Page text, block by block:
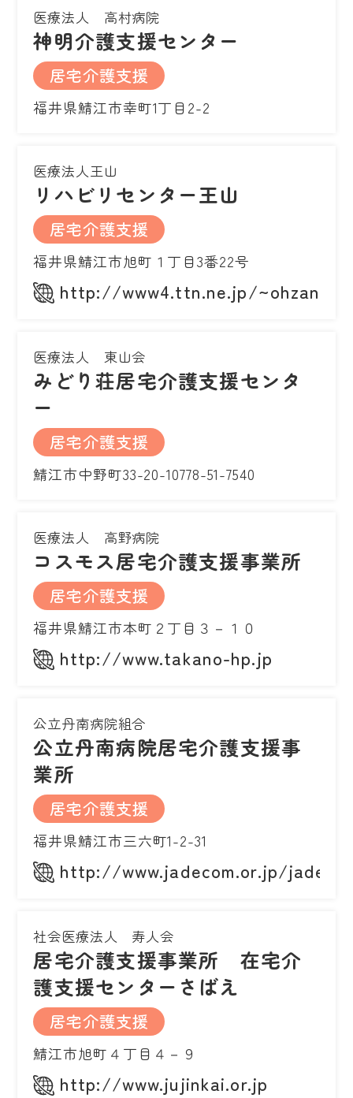
医療法人 高村病院
神明介護支援センター
居宅介護支援
福井県鯖江市幸町1丁目2-2
医療法人王山
リハビリセンター王山
居宅介護支援
福井県鯖江市旭町１丁目3番22号
http://www4.ttn.ne.jp/~ohzan/
医療法人 東山会
みどり荘居宅介護支援センタ
ー
居宅介護支援
鯖江市中野町33-20-10778-51-7540
医療法人 高野病院
コスモス居宅介護支援事業所
居宅介護支援
福井県鯖江市本町２丁目３－１０
http://www.takano-hp.jp
公立丹南病院組合
公立丹南病院居宅介護支援事
業所
居宅介護支援
福井県鯖江市三六町1-2-31
http://www.jadecom.or.jp/
社会医療法人 寿人会
居宅介護支援事業所 在宅介
護支援センターさばえ
居宅介護支援
鯖江市旭町４丁目４－９
http://www.jujinkai.or.jp